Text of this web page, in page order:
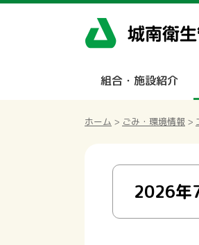
組合・施設紹介
ホーム > ごみ・環境情報 >
2026年